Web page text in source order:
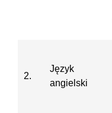
2.
Język
angielski